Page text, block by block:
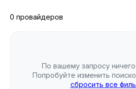
0 провайдеров
По вашему запросу
Попробуйте изменить
сбросить все